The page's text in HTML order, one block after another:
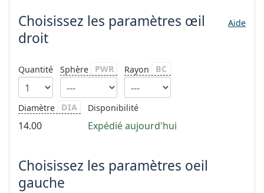
Persol
Prada
Toutes les marques
Choisissez les paramètres œil
droit
Aide
Quantité Sphère PWR Rayon BC
Diamètre DIA
14.00
Disponibilité
Expédié aujourd'hui
Choisissez les paramètres oeil
gauche